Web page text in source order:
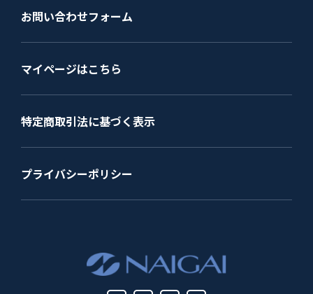
お問い合わせフォーム
マイページはこちら
特定商取引法に基づく表示
プライバシーポリシー